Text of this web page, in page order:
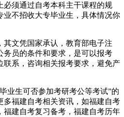
必须通过自考本科主干课程的规
业不招收大专毕业生，具体情况你
文凭国家承认，教育部电子注
务员的条件和要求，是可以报考
联系，咨询相关报考要求，避免产
生可否参加考研考公等考试”的
多福建自考相关资讯，如福建自考
福建自考复习备考，福建自考历年